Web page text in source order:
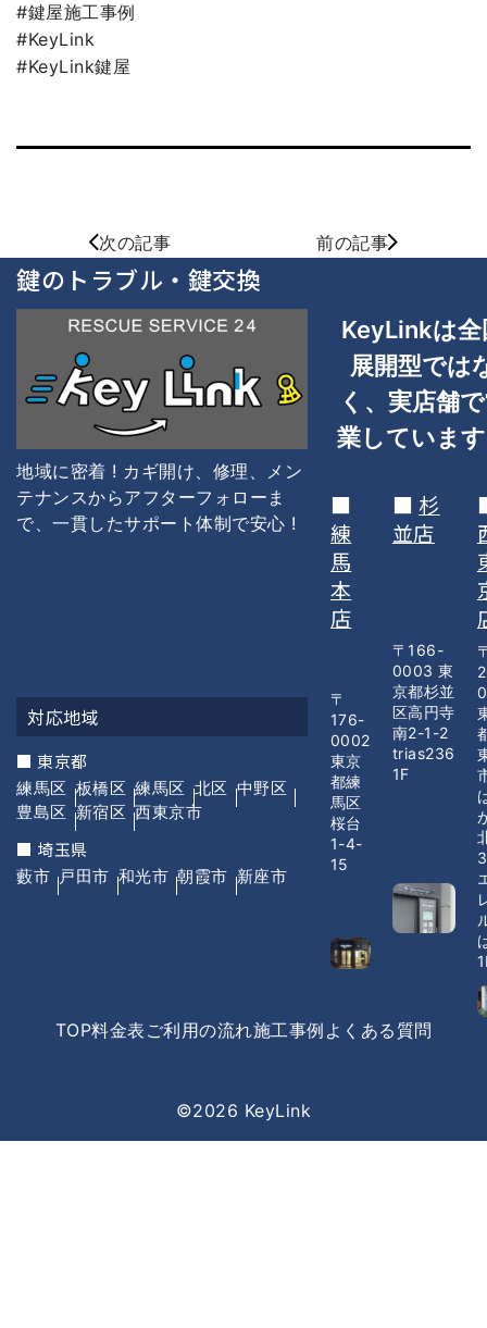
#鍵屋施工事例
#KeyLink
#KeyLink鍵屋
次の記事 前の記事
鍵のトラブル・鍵交換
地域に密着 ! カギ開け、修理、メン
テナンスからアフターフォローま
で、一貫したサポート体制で安心 !
対応地域
■ 東京都
練馬区 板橋区 練馬区 北区 中野区
豊島区 新宿区 西東京市
■ 埼玉県
藪市 戸田市 和光市 朝霞市 新座市
KeyLinkは
展開型では
く、 実店舗で
業していま
■
練
馬
本
店
〒
176-
0002
東京
都練
馬区
桜台
1-4-
15
■ 杉
並店
〒166-
0003 東
京都杉並
区高円寺
南2-1-2
trias236
1F
TOP料金表 ご利用の流れ施工事例 よくある質問
©2026 KeyLink